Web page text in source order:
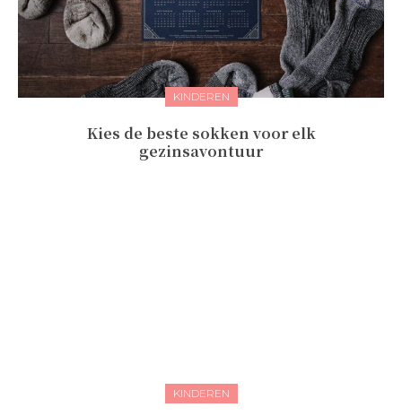
KINDEREN
Kies de beste sokken voor elk
gezinsavontuur
KINDEREN